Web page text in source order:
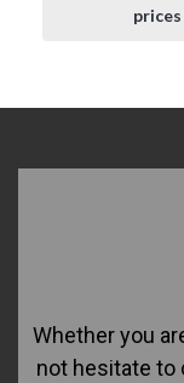
prices
Whether you
not hesitate to